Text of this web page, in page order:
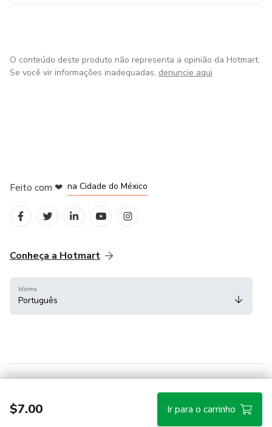
$7.00 Ir para o carrinho
O conteúdo deste produto não representa a opinião da Hotmart.
Se você vir informações inadequadas, denuncie aqui
Feito com ❤ na Cidade do México
Conheça a Hotmart
Idioma
Português